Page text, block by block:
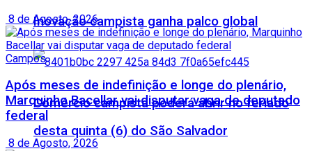
Inovação campista ganha palco global
Comércio campista poderá abrir no feriado
desta quinta (6) do São Salvador
8 de Agosto, 2026
Campos
Após meses de indefinição e longe do plenário,
Marquinho Bacellar vai disputar vaga de deputado
federal
8 de Agosto, 2026